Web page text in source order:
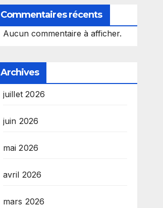
Commentaires récents
Aucun commentaire à afficher.
Archives
juillet 2026
juin 2026
mai 2026
avril 2026
mars 2026